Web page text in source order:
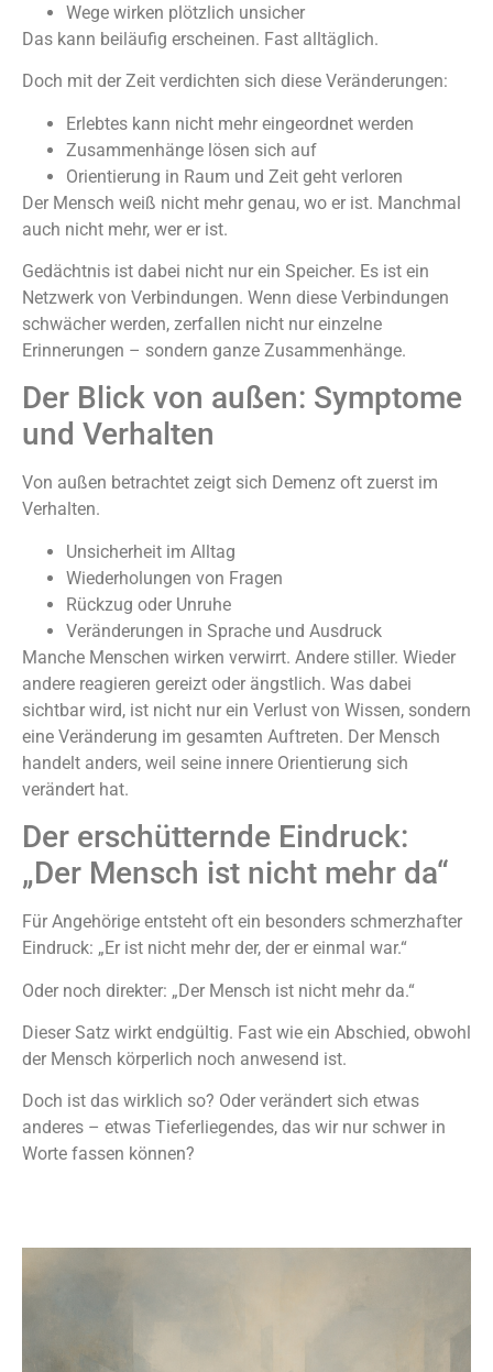
Wege wirken plötzlich unsicher
Das kann beiläufig erscheinen. Fast alltäglich.
Doch mit der Zeit verdichten sich diese Veränderungen:
Erlebtes kann nicht mehr eingeordnet werden
Zusammenhänge lösen sich auf
Orientierung in Raum und Zeit geht verloren
Der Mensch weiß nicht mehr genau, wo er ist. Manchmal
auch nicht mehr, wer er ist.
Gedächtnis ist dabei nicht nur ein Speicher. Es ist ein
Netzwerk von Verbindungen. Wenn diese Verbindungen
schwächer werden, zerfallen nicht nur einzelne
Erinnerungen – sondern ganze Zusammenhänge.
Der Blick von außen: Symptome
und Verhalten
Von außen betrachtet zeigt sich Demenz oft zuerst im
Verhalten.
Unsicherheit im Alltag
Wiederholungen von Fragen
Rückzug oder Unruhe
Veränderungen in Sprache und Ausdruck
Manche Menschen wirken verwirrt. Andere stiller. Wieder
andere reagieren gereizt oder ängstlich. Was dabei
sichtbar wird, ist nicht nur ein Verlust von Wissen, sondern
eine Veränderung im gesamten Auftreten. Der Mensch
handelt anders, weil seine innere Orientierung sich
verändert hat.
Der erschütternde Eindruck:
„Der Mensch ist nicht mehr da“
Für Angehörige entsteht oft ein besonders schmerzhafter
Eindruck: „Er ist nicht mehr der, der er einmal war.“
Oder noch direkter: „Der Mensch ist nicht mehr da.“
Dieser Satz wirkt endgültig. Fast wie ein Abschied, obwohl
der Mensch körperlich noch anwesend ist.
Doch ist das wirklich so? Oder verändert sich etwas
anderes – etwas Tieferliegendes, das wir nur schwer in
Worte fassen können?